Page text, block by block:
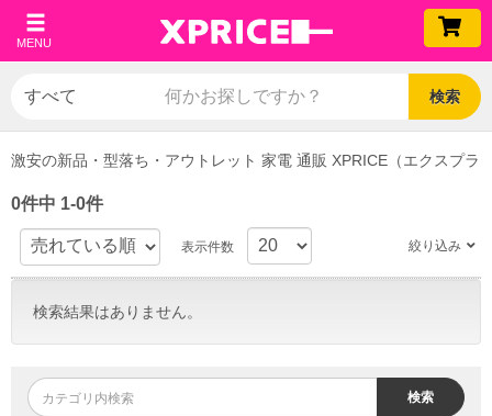
MENU
検索
激安の新品・型落ち・アウトレット 家電 通販 XPRICE（エクスプラ
0件中 1-0件
表示件数 絞り込み
検索結果はありません。
検索